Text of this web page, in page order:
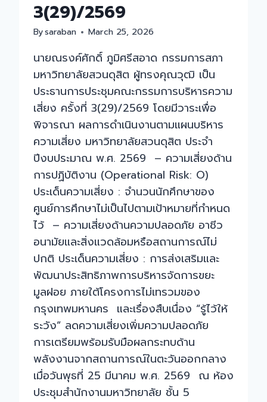
3(29)/2569
Bysaraban March 25, 2026
นายณรงค์ศักดิ์ ภูมิศรีสอาด กรรมการสภา
มหาวิทยาลัยสวนดุสิต ผู้ทรงคุณวุฒิ เป็น
ประธานการประชุมคณะกรรมการบริหารความ
เสี่ยง ครั้งที่ 3(29)/2569 โดยมีวาระเพื่อ
พิจารณา ผลการดำเนินงานตามแผนบริหาร
ความเสี่ยง มหาวิทยาลัยสวนดุสิต ประจำ
ปีงบประมาณ พ.ศ. 2569 – ความเสี่ยงด้าน
การปฏิบัติงาน (Operational Risk: O)
ประเด็นความเสี่ยง : จำนวนนักศึกษาของ
ศูนย์การศึกษาไม่เป็นไปตามเป้าหมายที่กำหนด
ไว้ – ความเสี่ยงด้านความปลอดภัย อาชีว
อนามัยและสิ่งแวดล้อมหรือสถานการณ์ไม่
ปกติ ประเด็นความเสี่ยง : การส่งเสริมและ
พัฒนาประสิทธิภาพการบริหารจัดการขยะ
มูลฝอย ภายใต้โครงการไม่เทรวมของ
กรุงเทพมหานคร และเรื่องสืบเนื่อง “รู้ไว้ให้
ระวัง” ลดความเสี่ยงเพิ่มความปลอดภัย
การเตรียมพร้อมรับมือผลกระทบด้าน
พลังงานจากสถานการณ์ในตะวันออกกลาง
เมื่อวันพุธที่ 25 มีนาคม พ.ศ. 2569 ณ ห้อง
ประชุมสำนักงานมหาวิทยาลัย ชั้น 5